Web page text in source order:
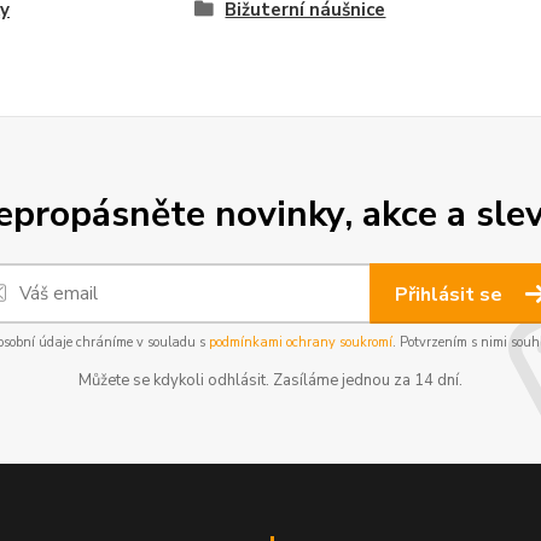
Bižuterní náušnice
novinky, akce a
Přihlásit se
údaje chráníme v souladu s podmínkami ochrany soukromí. Potvrzením s nimi
Můžete se kdykoli odhlásit. Zasíláme jednou za 14 dní.